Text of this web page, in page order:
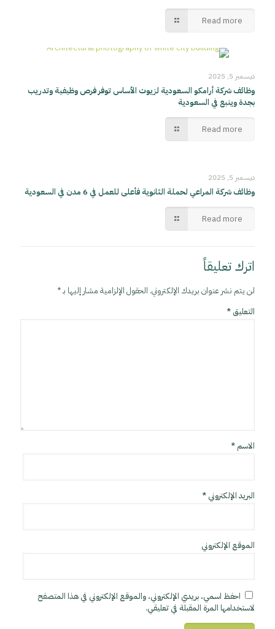
Read more
ديسمبر 5, 2025
وظائف شركة أرامكو السعودية لزيوت الأساس توفر فرص وظيفية وتدريب
بجدة وينبع في السعودية
Read more
ديسمبر 5, 2025
وظائف شركة المراعي لحملة الثانوية فأعلى للعمل في 6 مدن في السعودية
Read more
اترك تعليقاً
لن يتم نشر عنوان بريدك الإلكتروني. الحقول الإلزامية مشار إليها بـ*
التعليق *
الاسم *
البريد الإلكتروني *
الموقع الإلكتروني
احفظ اسمي، بريدي الإلكتروني، والموقع الإلكتروني في هذا المتصفح
لاستخدامها المرة المقبلة في تعليقي.